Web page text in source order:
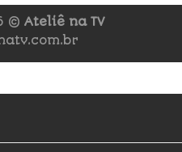
© Ateliê na TV